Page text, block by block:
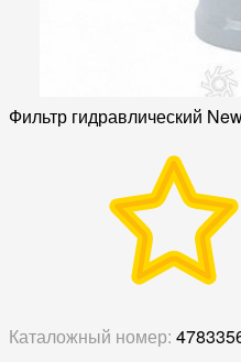
Фильтр гидравлический
Каталожный номер: